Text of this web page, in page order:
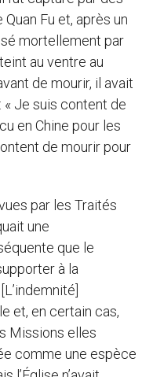
Fu et, après un
mortellement par
au ventre au
de mourir, il avait
Je suis content de
en Chine pour les
de mourir pour
par les Traités
une
que le
à la
et, en certain cas,
Missions elles
comme une espèce